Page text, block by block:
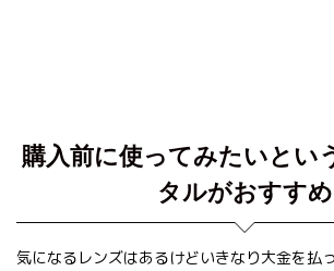
購入前に使ってみたいとい
タルがおすすめ
気になるレンズはあるけどいきなり大金を払